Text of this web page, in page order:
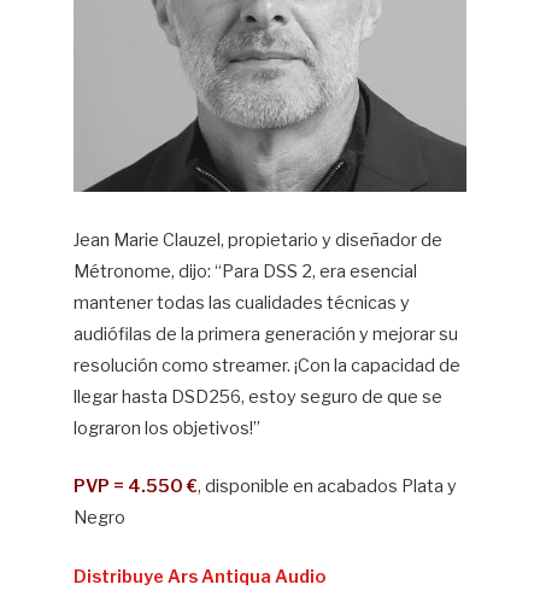
Jean Marie Clauzel, propietario y diseñador de
Métronome, dijo: “Para DSS 2, era esencial
mantener todas las cualidades técnicas y
audiófilas de la primera generación y mejorar su
resolución como streamer. ¡Con la capacidad de
llegar hasta DSD256, estoy seguro de que se
lograron los objetivos!”
PVP = 4.550 €, disponible en acabados Plata y
Negro
Distribuye Ars Antiqua Audio